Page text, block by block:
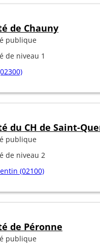
de Chauny
publique
de niveau 1
du CH de Saint-
publique
de niveau 2
(02100)
de Péronne
publique